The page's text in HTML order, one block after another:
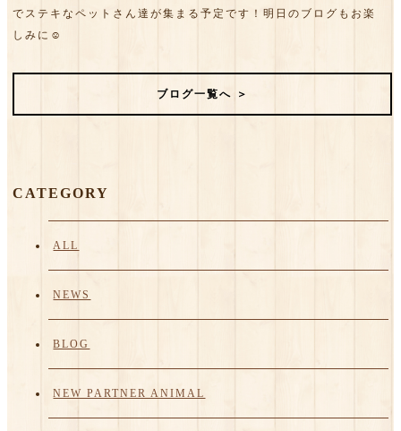
でステキなペットさん達が集まる予定です！明日のブログもお楽
しみに☺
ブログ一覧へ ＞
CATEGORY
ALL
NEWS
BLOG
NEW PARTNER ANIMAL